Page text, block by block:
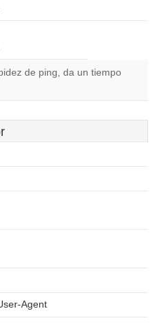
de ping, da un tiempo
Agent